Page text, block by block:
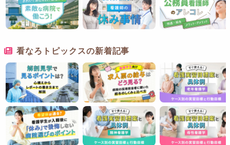
看なろトピックスの新着記事